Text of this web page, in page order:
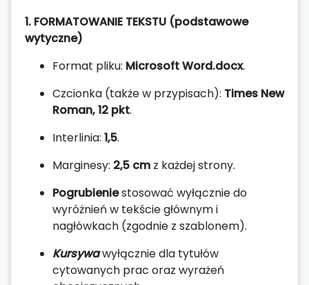
1. FORMATOWANIE TEKSTU (podstawowe
wytyczne)
Format pliku: Microsoft Word.docx.
Czcionka (także w przypisach): Times New
Roman, 12 pkt.
Interlinia: 1,5.
Marginesy: 2,5 cm z każdej strony.
Pogrubieniestosować wyłącznie do
wyróżnień w tekście głównym i
nagłówkach (zgodnie z szablonem).
Kursywawyłącznie dla tytułów
cytowanych prac oraz wyrażeń